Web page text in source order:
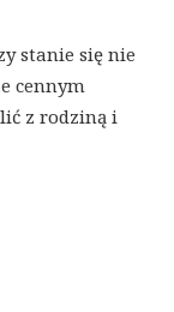
stanie się nie
cennym
z rodziną i